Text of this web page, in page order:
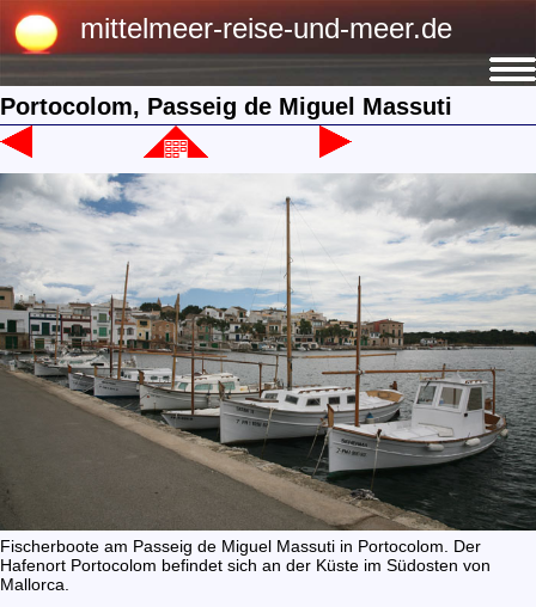
mittelmeer-reise-und-meer.de
Portocolom, Passeig de Miguel Massuti
Fischerboote am Passeig de Miguel Massuti in Portocolom. Der
Hafenort Portocolom befindet sich an der Küste im Südosten von
Mallorca.